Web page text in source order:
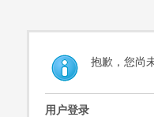
抱歉，您尚
用户登录